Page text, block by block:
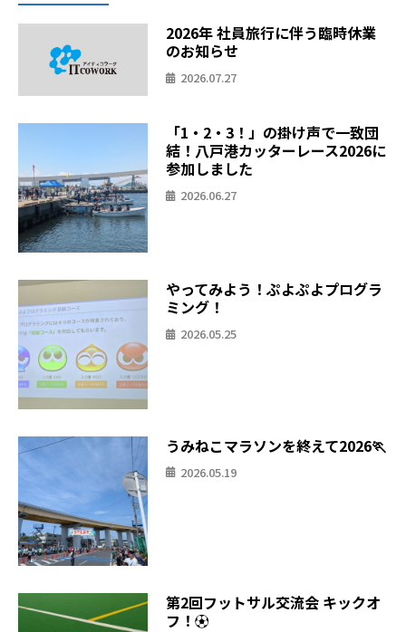
2026年 社員旅行に伴う臨時休業
のお知らせ
2026.07.27
「1・2・3！」の掛け声で一致団
結！八戸港カッターレース2026に
参加しました
2026.06.27
やってみよう！ぷよぷよプログラ
ミング！
2026.05.25
うみねこマラソンを終えて2026🏃
2026.05.19
第2回フットサル交流会 キックオ
フ！⚽